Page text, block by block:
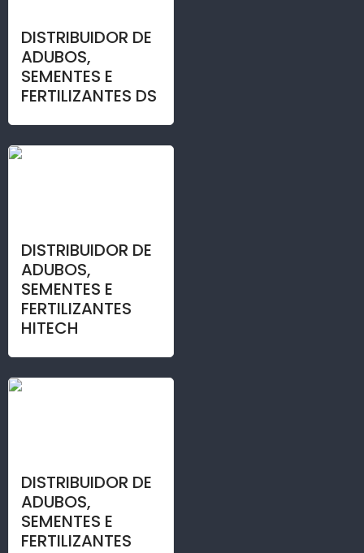
DISTRIBUIDOR DE
ADUBOS,
SEMENTES E
FERTILIZANTES DS
DISTRIBUIDOR DE
ADUBOS,
SEMENTES E
FERTILIZANTES
HITECH
DISTRIBUIDOR DE
ADUBOS,
SEMENTES E
FERTILIZANTES